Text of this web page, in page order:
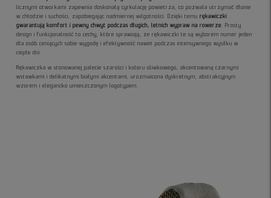
licznymi otworkami zapewnia doskonałą cyrkulację powietrza, co pozwala utrzymać dłonie
w chłodzie i suchości, zapobiegając nadmiernej wilgotności. Dzięki temurękawiczki
gwarantują komfort i pewny chwyt podczas długich, letnich wypraw na rowerze
. Prosty
design i funkcjonalność to cechy, które sprawiają, że rękawiczki te są wyborem numer jeden
dla osób ceniących sobie wygodę i efektywność nawet podczas intensywnego wysiłku w
ciepłe dni.
Rękawiczka w stonowanej palecie szarości i koloru oliwkowego, akcentowaną czarnymi
wstawkami i delikatnymi białymi akcentami, urozmaicona dyskretnym, abstrakcyjnym
wzorem i elegancko umieszczonym logotypem.